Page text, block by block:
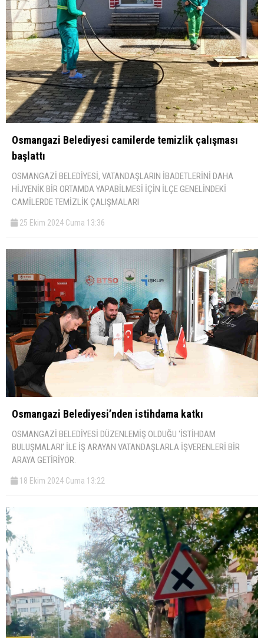
Osmangazi Belediyesi camilerde temizlik çalışması
başlattı
OSMANGAZİ BELEDİYESİ, VATANDAŞLARIN İBADETLERİNİ DAHA
HİJYENİK BİR ORTAMDA YAPABİLMESİ İÇİN İLÇE GENELİNDEKİ
CAMİLERDE TEMİZLİK ÇALIŞMALARI
25 Ekim 2024 Cuma 13:36
Osmangazi Belediyesi’nden istihdama katkı
OSMANGAZİ BELEDİYESİ DÜZENLEMİŞ OLDUĞU ‘İSTİHDAM
BULUŞMALARI’ İLE İŞ ARAYAN VATANDAŞLARLA İŞVERENLERİ BİR
ARAYA GETİRİYOR.
18 Ekim 2024 Cuma 13:22